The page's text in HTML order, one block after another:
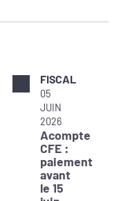
FISCAL
05
JUIN
2026
Acompte
CFE :
paiement
avant
le 15